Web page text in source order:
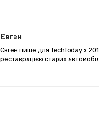
Євген
Євген пише для TechToday з
реставрацією старих